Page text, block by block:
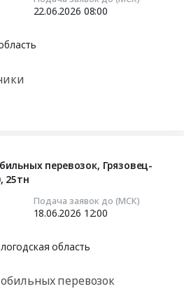
22.06.2026 08:00
перевозок, Грязовец-
25тн
Подача заявок до (МСК)
18.06.2026 12:00
область
перевозок